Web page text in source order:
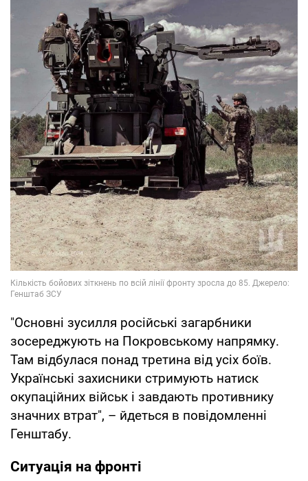
"Основні зусилля російські загарбники
зосереджують на Покровському напрямку.
Там відбулася понад третина від усіх боїв.
Українські захисники стримують натиск
окупаційних військ і завдають противнику
значних втрат", – йдеться в повідомленні
Генштабу.
Ситуація на фронті